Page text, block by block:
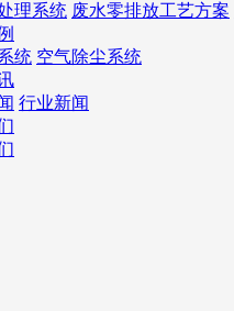
理系统 废水零排放工艺方案
统 空气除尘系统
行业新闻